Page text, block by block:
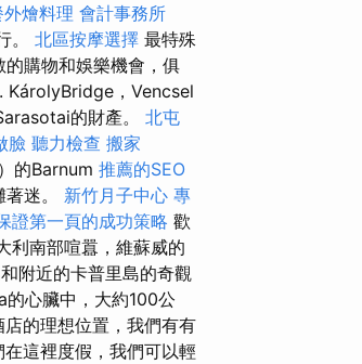
燴料理 會計事務所
。 北區按摩選擇 最特殊
購物和娛樂機會，俱
，Vencsel
的財產。 北屯
臉 聽力檢查 搬家
的Barnum 推薦的SEO
迷。 新竹月子中心 專
證第一頁的成功策略 歡
利南部喧囂，維蘇威的
附近的卡普里島的奇觀
的心臟中，大約100公
店的理想位置，我們有有
在這裡度假，我們可以輕